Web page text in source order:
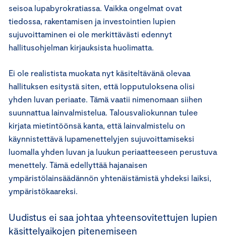
seisoa lupabyrokratiassa. Vaikka ongelmat ovat
tiedossa, rakentamisen ja investointien lupien
sujuvoittaminen ei ole merkittävästi edennyt
hallitusohjelman kirjauksista huolimatta.
Ei ole realistista muokata nyt käsiteltävänä olevaa
hallituksen esitystä siten, että lopputuloksena olisi
yhden luvan periaate. Tämä vaatii nimenomaan siihen
suunnattua lainvalmistelua. Talousvaliokunnan tulee
kirjata mietintöönsä kanta, että lainvalmistelu on
käynnistettävä lupamenettelyjen sujuvoittamiseksi
luomalla yhden luvan ja luukun periaatteeseen perustuva
menettely. Tämä edellyttää hajanaisen
ympäristölainsäädännön yhtenäistämistä yhdeksi laiksi,
ympäristökaareksi.
Uudistus ei saa johtaa yhteensovitettujen lupien
käsittelyaikojen pitenemiseen